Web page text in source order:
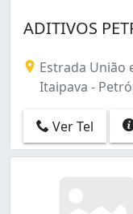
ADITIVOS
Estrada União
Itaipava -
Ver Tel